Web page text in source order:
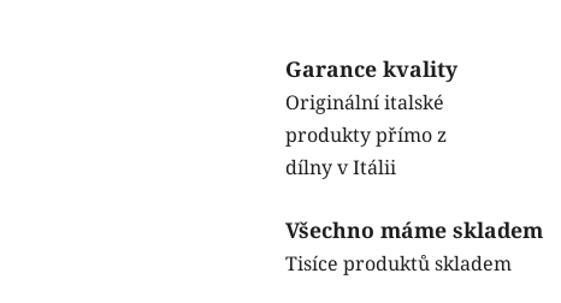
Garance kvality
Originální italské
produkty přímo z
dílny v Itálii
Všechno máme skladem
Tisíce produktů skladem